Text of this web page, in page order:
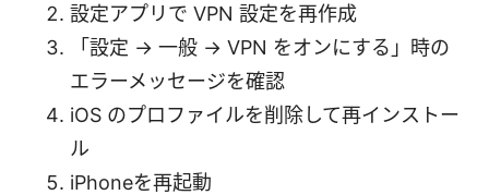
設定アプリで VPN 設定を再作成
「設定 → 一般 → VPN をオンにする」時の
エラーメッセージを確認
iOS のプロファイルを削除して再インストー
ル
iPhoneを再起動